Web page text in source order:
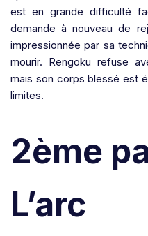
est en grande difficulté
demande à nouveau de
impressionnée par sa
mourir. Rengoku refuse
mais son corps blessé est
limites.
2ème
L’arc